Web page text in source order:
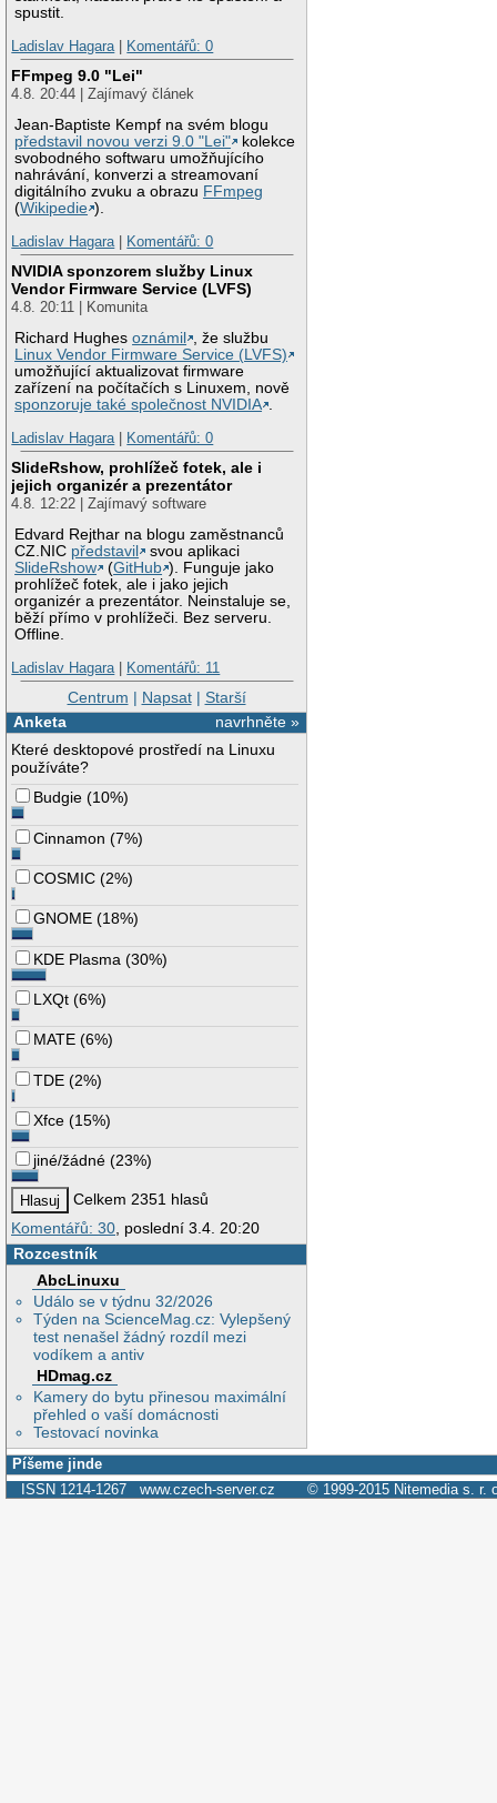
spustit.
Ladislav Hagara| Komentářů: 0
FFmpeg 9.0 "Lei"
4.8. 20:44 | Zajímavý článek
Jean-Baptiste Kempf na svém blogu
představil novou verzi 9.0 "Lei"
kolekce
svobodného softwaru umožňujícího
nahrávání, konverzi a streamovaní
digitálního zvuku a obrazu FFmpeg
(Wikipedie ).
Ladislav Hagara| Komentářů: 0
NVIDIA sponzorem služby Linux
Vendor Firmware Service (LVFS)
4.8. 20:11 | Komunita
Richard Hughesoznámil
, že službu
Linux Vendor Firmware Service (LVFS)
umožňující aktualizovat firmware
zařízení na počítačích s Linuxem, nově
sponzoruje také společnost NVIDIA .
Ladislav Hagara| Komentářů: 0
SlideRshow, prohlížeč fotek, ale i
jejich organizér a prezentátor
4.8. 12:22 | Zajímavý software
Edvard Rejthar na blogu zaměstnanců
CZ.NIC představil
svou aplikaci
SlideRshow
(GitHub ). Funguje jako
prohlížeč fotek, ale i jako jejich
organizér a prezentátor. Neinstaluje se,
běží přímo v prohlížeči. Bez serveru.
Offline.
Ladislav Hagara| Komentářů: 11
Centrum | Napsat| Starší
navrhněte »
Anketa
Které desktopové prostředí na Linuxu
používáte?
Budgie (10%)
Cinnamon (7%)
COSMIC (2%)
GNOME (18%)
KDE Plasma (30%)
LXQt (6%)
MATE (6%)
TDE (2%)
Xfce (15%)
jiné/žádné (23%)
Celkem 2351 hlasů
Komentářů: 30 , poslední 3.4. 20:20
Rozcestník
AbcLinuxu
Událo se v týdnu 32/2026
Týden na ScienceMag.cz: Vylepšený
test nenašel žádný rozdíl mezi
vodíkem a antiv
HDmag.cz
Kamery do bytu přinesou maximální
přehled o vaší domácnosti
Testovací novinka
Píšeme jinde
ISSN 1214-1267 www.czech-server.cz © 1999-2015 Nitemedia s. r.